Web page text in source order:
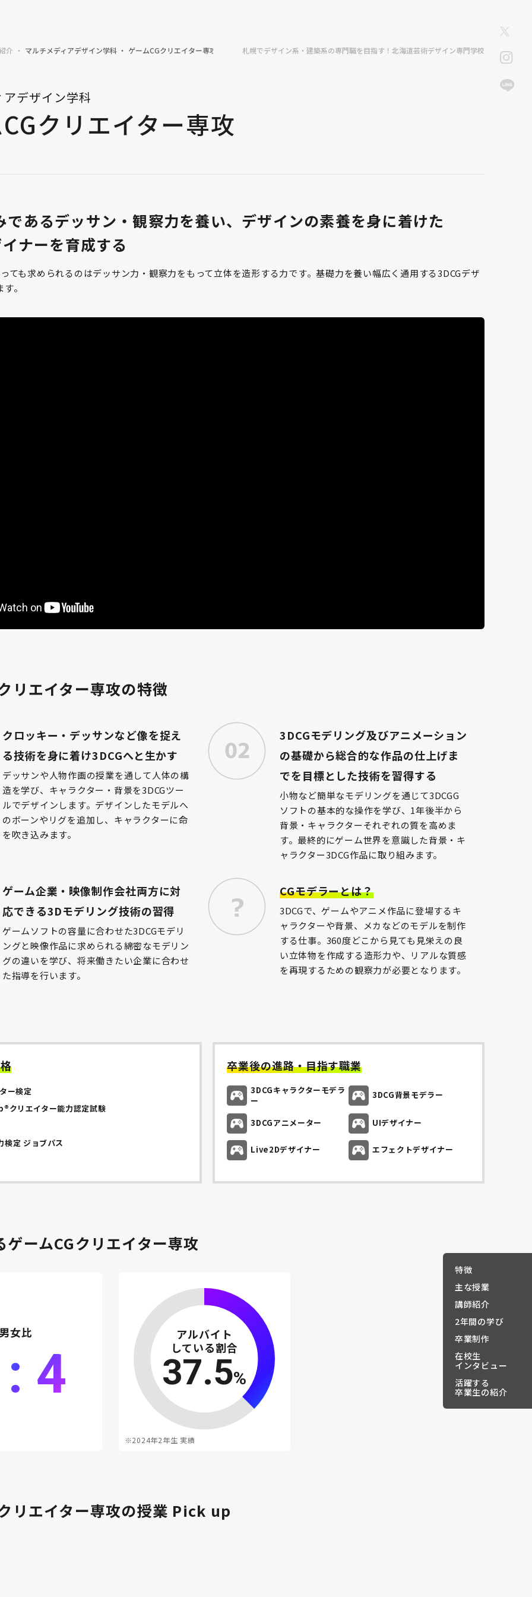
特徴
主な授業
講師紹介
2年間の学び
卒業制作
在校生
インタビュー
活躍する
卒業生の紹介
札幌でデザイン系・建築系の専門職を目指す！北海道芸術デザイン専門学校
介 マルチメディアデザイン学科 ゲームCGクリエイター専攻
デザイン学科
クリエイター専攻
であるデッサン・観察力を養い、デザインの素養を身に着けた
ナーを育成する
ても求められるのはデッサン力・観察力をもって立体を造形する力です。基礎力を養い幅広く通用する3DCGデザ
。
リエイター専攻の特徴
クロッキー・デッサンなど像を捉え
る技術を身に着け3DCGへと生かす
デッサンや人物作画の授業を通して人体の構
造を学び、キャラクター・背景を3DCGツー
ルでデザインします。デザインしたモデルへ
のボーンやリグを追加し、キャラクターに命
を吹き込みます。
3DCGモデリング及びアニメーション
の基礎から総合的な作品の仕上げま
でを目標とした技術を習得する
小物など簡単なモデリングを通じて3DCGG
ソフトの基本的な操作を学び、1年後半から
背景・キャラクターそれぞれの質を高めま
す。最終的にゲーム世界を意識した背景・キ
ャラクター3DCG作品に取り組みます。
ゲーム企業・映像制作会社両方に対
応できる3Dモデリング技術の習得
ゲームソフトの容量に合わせた3DCGモデリ
ングと映像作品に求められる綿密なモデリン
グの違いを学び、将来働きたい企業に合わせ
た指導を行います。
CGモデラーとは？
3DCGで、ゲームやアニメ作品に登場するキ
ャラクターや背景、メカなどのモデルを制作
する仕事。360度どこから見ても見栄えの良
い立体物を作成する造形力や、リアルな質感
を再現するための観察力が必要となります。
ー検定
リエイター能力認定試験
検定 ジョブパス
卒業後の進路・目指す職業
3DCGキャラクターモデラ
ー
3DCG背景モデラー
3DCGアニメーター UIデザイナー
Live2Dデザイナー エフェクトデザイナー
ゲームCGクリエイター専攻
女比
4
アルバイト
している割合
37.5%
※2024年2年生 実績
リエイター専攻の授業 Pick up